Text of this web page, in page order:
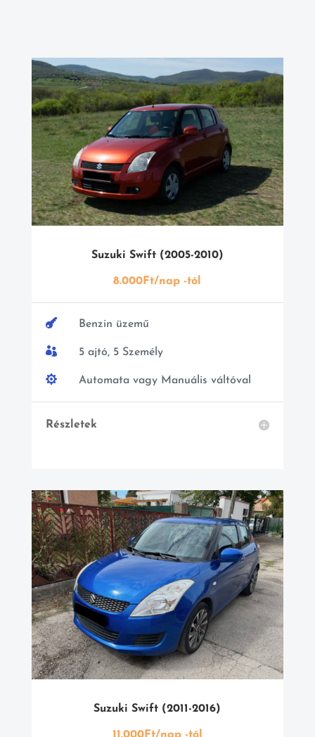
Suzuki Swift (2005-2010)
8.000Ft/nap -tól
 Benzin üzemű
 5 ajtó, 5 Személy
 Automata vagy Manuális váltóval
Részletek
Suzuki Swift (2011-2016)
11.000Ft/nap -tól